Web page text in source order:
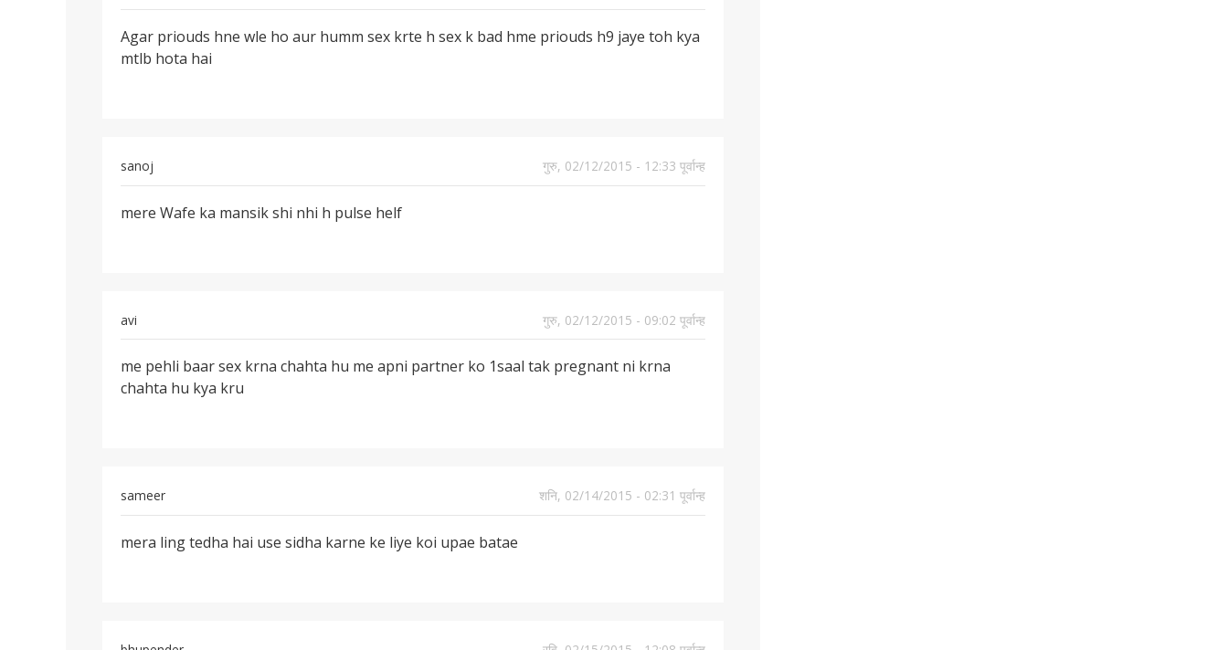
Agar
priouds
Agar priouds hne wle ho aur humm sex krte h sex k bad hme priouds h9 jaye toh kya
mtlb hota hai
sanoj
गुरु, 02/12/2015 - 12:33 पूर्वान्ह
mere
nhi
h
mere Wafe ka mansik shi nhi h pulse helf
avi
गुरु, 02/12/2015 - 09:02 पूर्वान्ह
me
pehli
me pehli baar sex krna chahta hu me apni partner ko 1saal tak pregnant ni krna
chahta hu kya kru
sameer
शनि, 02/14/2015 - 02:31 पूर्वान्ह
mera
mera ling tedha hai use sidha karne ke liye koi upae batae